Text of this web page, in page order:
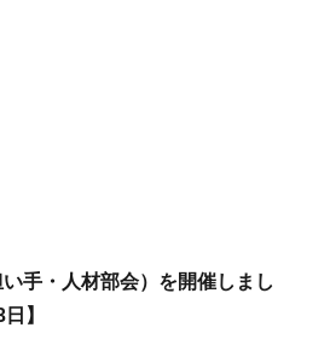
手・人材部会）を開催しまし
】